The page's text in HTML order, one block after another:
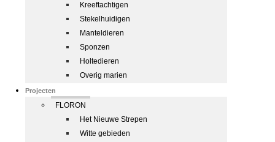
Kreeftachtigen
Stekelhuidigen
Manteldieren
Sponzen
Holtedieren
Overig marien
Projecten
FLORON
Het Nieuwe Strepen
Witte gebieden